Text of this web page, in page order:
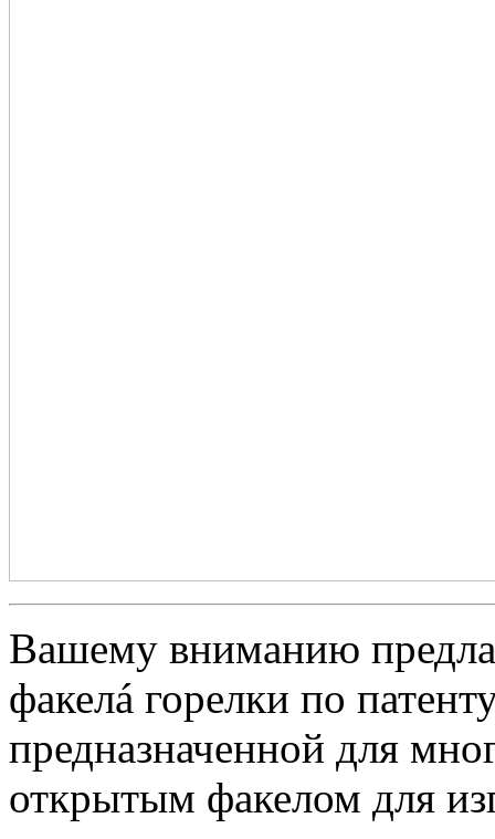
Вашему вниманию
факелá горелки по
предназначенной для
открытым факелом для